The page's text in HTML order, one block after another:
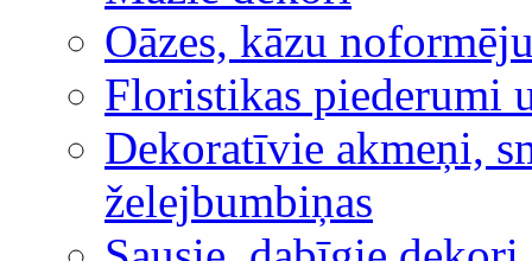
Oāzes, kāzu
Floristikas piederumi
Dekoratīvie akmeņi,
želejbumbiņas